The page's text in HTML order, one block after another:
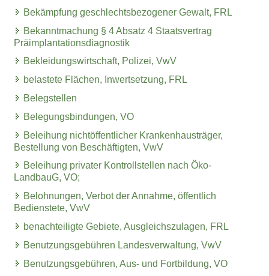
Bekämpfung geschlechtsbezogener Gewalt, FRL
Bekanntmachung § 4 Absatz 4 Staatsvertrag
Präimplantationsdiagnostik
Bekleidungswirtschaft, Polizei, VwV
belastete Flächen, Inwertsetzung, FRL
Belegstellen
Belegungsbindungen, VO
Beleihung nichtöffentlicher Krankenhausträger,
Bestellung von Beschäftigten, VwV
Beleihung privater Kontrollstellen nach Öko-
LandbauG, VO;
Belohnungen, Verbot der Annahme, öffentlich
Bedienstete, VwV
benachteiligte Gebiete, Ausgleichszulagen, FRL
Benutzungsgebühren Landesverwaltung, VwV
Benutzungsgebühren, Aus- und Fortbildung, VO